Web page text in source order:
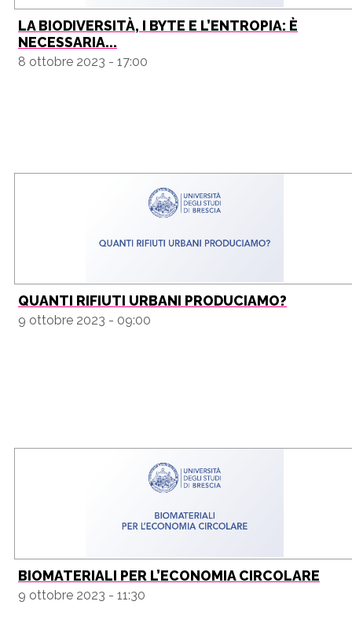
LA BIODIVERSITÀ, I BYTE E L’ENTROPIA: È
NECESSARIA...
8 ottobre 2023 - 17:00
QUANTI RIFIUTI URBANI PRODUCIAMO?
9 ottobre 2023 - 09:00
BIOMATERIALI PER L’ECONOMIA CIRCOLARE
9 ottobre 2023 - 11:30